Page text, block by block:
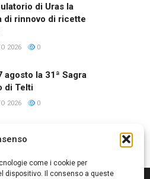
come i cookie per
dispositivo. Il consenso a queste
di Uras la
di rinnovo di ricette
2026 0
agosto la 31ª Sagra
di Telti
2026 0